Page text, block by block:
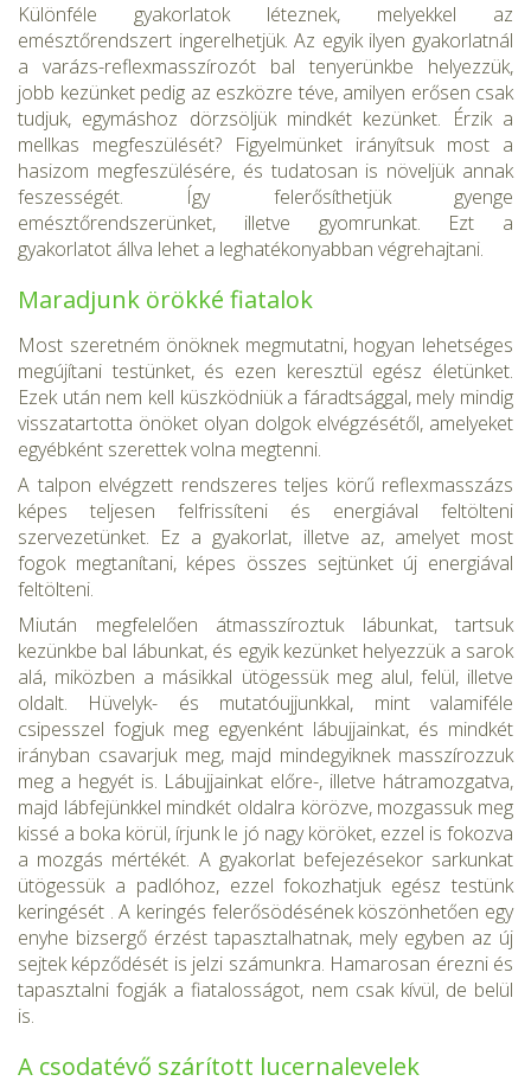
Különféle gyakorlatok léteznek, melyekkel az
emésztőrendszert ingerelhetjük. Az egyik ilyen gyakorlatnál
a varázs-reflexmasszírozót bal tenyerünkbe helyezzük,
jobb kezünket pedig az eszközre téve, amilyen erősen csak
tudjuk, egymáshoz dörzsöljük mindkét kezün­ket. Érzik a
mellkas megfeszülését? Figyelmünket irányítsuk most a
hasizom megfeszülésére, és tudatosan is növeljük annak
feszességét. Így felerősíthetjük gyenge
emésztőrendszerünket, illetve gyomrunkat. Ezt a
gyakorlatot állva lehet a leghatékonyabban végrehajtani.
Maradjunk örökké fiatalok
Most szeretném önöknek megmutatni, hogyan lehetséges
megújítani testünket, és ezen keresztül egész életünket.
Ezek után nem kell küszködniük a fáradtsággal, mely mindig
visszatartotta önöket olyan dolgok elvégzésétől, amelyeket
egyébként szerettek volna megtenni.
A talpon elvégzett rendszeres teljes körű reflexmasszázs
képes tel­jesen felfrissíteni és energiával feltölteni
szervezetünket. Ez a gyakorlat, illetve az, amelyet most
fogok megtaníta­ni, képes összes sejtünket új energiával
feltölteni.
Miután megfelelően átmasszíroztuk lábunkat, tartsuk
kezünkbe bal lábunkat, és egyik kezünket helyezzük a sarok
alá, miközben a másikkal ütögessük meg alul, felül, illetve
oldalt. Hüvelyk- és muta­tóujjunkkal, mint valamiféle
csipesszel fogjuk meg egyenként lábujja­inkat, és mindkét
irányban csavarjuk meg, majd mindegyiknek masszírozzuk
meg a hegyét is. Lábujjainkat előre-, illetve hátramozgatva,
majd lábfejünkkel mindkét oldalra körözve, mozgassuk meg
kissé a boka körül, írjunk le jó nagy köröket, ezzel is fokozva
a mozgás mér­tékét. A gyakorlat befejezésekor sarkunkat
ütögessük a padlóhoz, ezzel fokozhatjuk egész testünk
keringését . A keringés felerősödésének köszönhetően egy
enyhe bizsergő érzést tapasztalhatnak, mely egyben az új
sejtek képződését is jelzi számunk­ra. Hamarosan érezni és
tapasztalni fogják a fiatalosságot, nem csak kívül, de belül
is.
A csodatévő szárított lucernalevelek